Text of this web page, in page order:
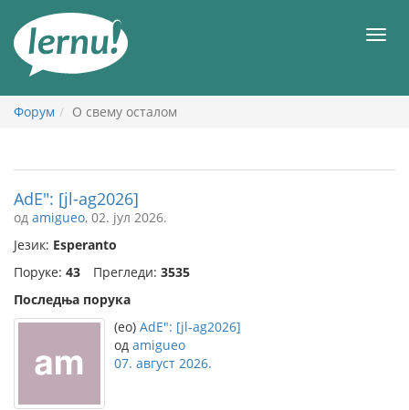
садржају
Форум О свему осталом
AdE": [jl-ag2026]
од amigueo, 02. јул 2026.
Језик: Esperanto
Поруке: 43 Прегледи: 3535
Последња порука
(eo) AdE": [jl-ag2026]
од amigueo
07. август 2026.